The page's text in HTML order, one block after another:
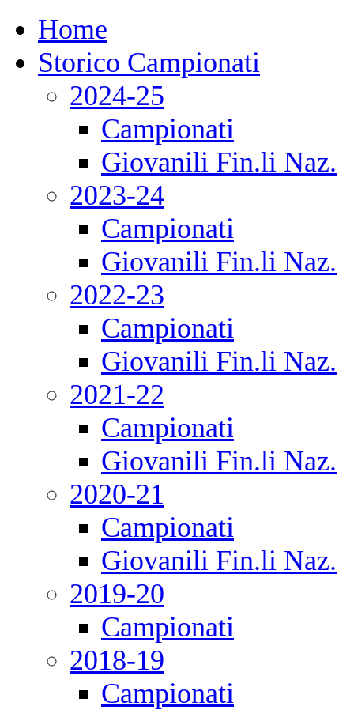
Home
Storico Campionati
2024-25
Campionati
Giovanili Fin.li Naz.
2023-24
Campionati
Giovanili Fin.li Naz.
2022-23
Campionati
Giovanili Fin.li Naz.
2021-22
Campionati
Giovanili Fin.li Naz.
2020-21
Campionati
Giovanili Fin.li Naz.
2019-20
Campionati
2018-19
Campionati